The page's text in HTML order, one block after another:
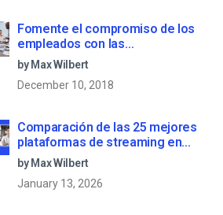
Fomente el compromiso de los
empleados con las
comunicaciones corporativas
en directo
by Max Wilbert
December 10, 2018
Comparación de las 25 mejores
plataformas de streaming en
directo en 2025
by Max Wilbert
January 13, 2026